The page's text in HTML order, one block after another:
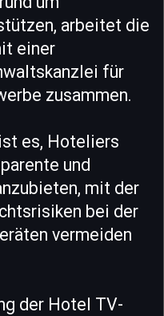
arbeitet die
einer
für
zusammen.
es, Hoteliers
und
mit der
bei der
vermeiden
der Hotel TV-